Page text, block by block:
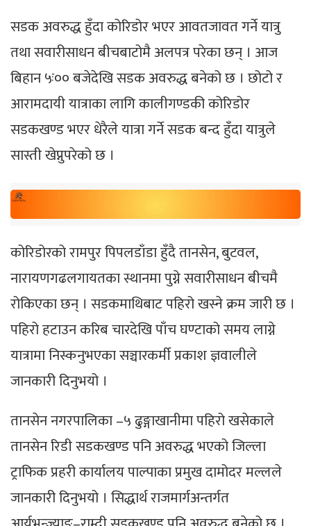
सडक अवरुद्ध हुँदा कोरिडोर भएर आवतजावत गर्ने यात्रु
तथा सवारीसाधन बीचबाटोमै अलपत्र परेका छन् । आज
बिहान ५ः०० बजेदेखि सडक अवरुद्ध बनेको छ । छोटो र
आरामदायी यात्राका लागि कालीगण्डकी कोरिडोर
सडकखण्ड भएर धेरैले यात्रा गर्ने सडक बन्द हुँदा यात्रुले
सास्ती खेप्नुपरेको छ ।
कोरिडोरको रामपुर पिपलडाँडा हुँदै तानसेन, बुटवल,
नारायणगढलगायतका स्थानमा पुग्ने सवारीसाधन बीचमै
रोकिएका छन् । सडकमाथिबाट पहिरो खस्ने क्रम जारी छ ।
पहिरो हटाउन करिब चारदेखि पाँच घण्टाको समय लाग्ने
यात्रामा निस्कनुभएका सञ्चारकर्मी प्रकाश ज्ञवालीले
जानकारी दिनुभयो ।
तानसेन नगरपालिका –५ ढुङ्गाखानीमा पहिरो खसेकाले
तानसेन रिडी सडकखण्ड पनि अवरुद्ध भएको जिल्ला
ट्राफिक प्रहरी कार्यालय पाल्पाका प्रमुख दामोदर मल्लले
जानकारी दिनुभयो । सिद्धार्थ राजमार्गअन्तर्गत